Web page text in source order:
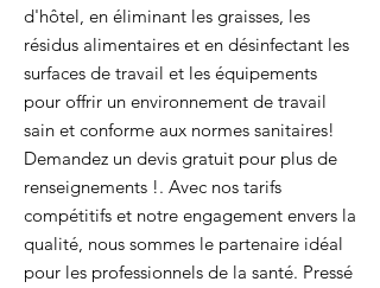
d'hôtel, en éliminant les graisses, les
résidus alimentaires et en désinfectant les
surfaces de travail et les équipements
pour offrir un environnement de travail
sain et conforme aux normes sanitaires!
Demandez un devis gratuit pour plus de
renseignements !. Avec nos tarifs
compétitifs et notre engagement envers la
qualité, nous sommes le partenaire idéal
pour les professionnels de la santé. Pressé